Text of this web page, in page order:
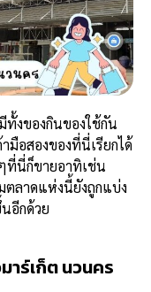
ทั้งของกินของใช้กัน
มือสองของที่นี่เรียกได้
ที่นี่ก็ขายอาทิเช่น
ตลาดแห่งนี้ยังถูกแบ่ง
อีกด้วย
าร์เก็ต นวนคร